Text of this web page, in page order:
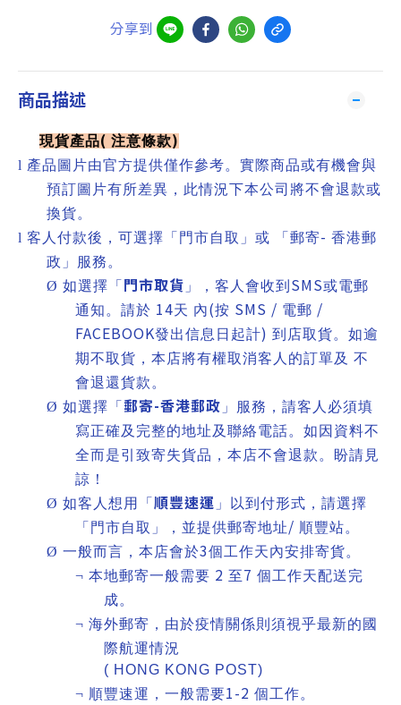
分享到
商品描述
現貨產品(注意條款)
l 產品圖片由官方提供僅作參考。實際商品或有機會與
預訂圖片有所差異，此情況下本公司將不會退款或
換貨。
l 客人付款後，可選擇「門市自取」或 「郵寄- 香港郵
政」服務。
Ø 如選擇「 門市取貨 」，客人會收到 SMS或電郵
通知。請於 14天 內(按 SMS / 電郵 /
FACEBOOK發出信息日起計) 到店取貨。如逾
期不取貨，本店將有權取消客人的訂單及 不
會退還貨款。
Ø 如選擇「 郵寄-香港郵政 」服務，請客人必須填
寫正確及完整的地址及聯絡電話。如因資料不
全而是引致寄失貨品，本店不會退款。盼請見
諒！
Ø 如客人想用「 順豐速運 」以到付形式，請選擇
「門市自取」，並提供郵寄地址/ 順豐站。
Ø 一般而言，本店會於3個工作天內安排寄貨。
¬ 本地郵寄一般需要 2 至7 個工作天配送完
成。
¬ 海外郵寄，由於疫情關係則須視乎最新的國
際航運情況
( HONG KONG POST)
¬ 順豐速運，一般需要1-2 個工作。